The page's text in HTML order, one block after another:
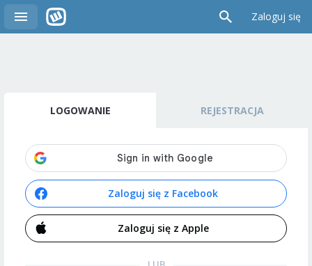
Zaloguj się
LOGOWANIE REJESTRACJA
Zaloguj się z Facebook
Zaloguj się z Apple